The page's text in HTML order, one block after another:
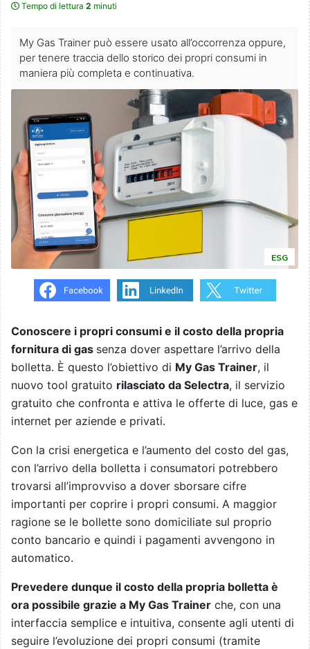
Tempo di lettura 2 minuti
My Gas Trainer può essere usato all’occorrenza oppure,
per tenere traccia dello storico dei propri consumi in
maniera più completa e continuativa.
ESG
Conoscere i propri consumi e il costo della propria
fornitura di gas senza dover aspettare l’arrivo della
bolletta. È questo l’obiettivo di My Gas Trainer, il
nuovo tool gratuito rilasciato da Selectra, il servizio
gratuito che confronta e attiva le offerte di luce, gas e
internet per aziende e privati.
Con la crisi energetica e l’aumento del costo del gas,
con l’arrivo della bolletta i consumatori potrebbero
trovarsi all’improvviso a dover sborsare cifre
importanti per coprire i propri consumi. A maggior
ragione se le bollette sono domiciliate sul proprio
conto bancario e quindi i pagamenti avvengono in
automatico.
Prevedere dunque il costo della propria bolletta è
ora possibile grazie a My Gas Trainer che, con una
interfaccia semplice e intuitiva, consente agli utenti di
seguire l’evoluzione dei propri consumi (tramite